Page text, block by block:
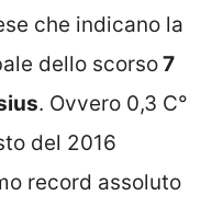
che indicano la
dello scorso7
. Ovvero 0,3 C°
del 2016
record assoluto